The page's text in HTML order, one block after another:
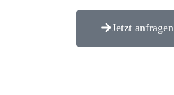
Jetzt anfragen